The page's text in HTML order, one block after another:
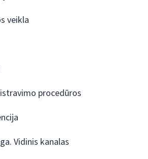
veikla
procedūros
Vidinis kanalas